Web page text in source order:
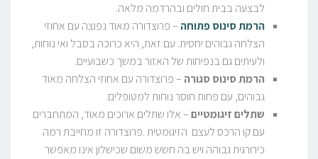
לבצעה בבית חולים ובהרדמה מלאה.
הרמת סינוס פתוחה – פרוצדורה מאוד נפוצה עם אחוזי
הצלחה גבוהים יחסית. עם זאת, היא כרוכה בסבל ואי נוחות,
ולעיתים גם בנפיחות של האזור במשך כשבועיים.
הרמת סינוס סגורה – פרוצדורה עם אחוזי הצלחה מאוד
גבוהים, עם פחות חוסר נוחות למטופלים.
שתלים זיגומטיים– אלו שתלים ארוכים מאוד, המתחברים
עם קו הרכס לעצם הזיגומטית .פרוצדורה זו מחייבת רמה
כירורגית גבוהה ויש בה חשש משום שכישלון אינו מאפשר